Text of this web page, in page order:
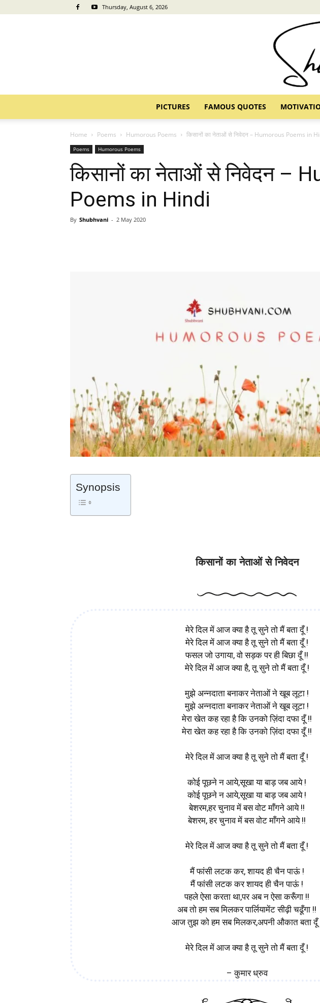
Thursday, August 6, 2026
PICTURES FAMOUS QUOTES
Home Poems Humorous Poems किसानों का नेताओं से निवेदन – Humorous Poems in
Poems Humorous Poems
किसानों का नेताओं से निवेदन –
Poems in Hindi
By Shubhvani - 2 May 2020
Synopsis
किसानों का नेताओं से निवेदन
मेरे दिल में आज क्या है तू सुने तो मैं बता दूँ !
मेरे दिल में आज क्या है तू सुने तो मैं बता दूँ !
फसल जो उगाया, वो सड़क पर ही बिछा दूँ !!
मेरे दिल में आज क्या है, तू सुने तो मैं बता दूँ !
मुझे अन्नदाता बनाकर नेताओं ने खूब लूटा !
मुझे अन्नदाता बनाकर नेताओं ने खूब लूटा !
मेरा खेत कह रहा है कि उनको ज़िंदा दफा दूँ !!
मेरा खेत कह रहा है कि उनको ज़िंदा दफा दूँ !!
मेरे दिल में आज क्या है तू सुने तो मैं बता दूँ !
कोई पूछने न आये,सूखा या बाड़ जब आये !
कोई पूछने न आये,सूखा या बाड़ जब आये !
बेशरम,हर चुनाव में बस वोट माँगने आये !!
बेशरम, हर चुनाव में बस वोट माँगने आये !!
मेरे दिल में आज क्या है तू सुने तो मैं बता दूँ !
मैं फांसी लटक कर, शायद ही चैन पाऊं !
मैं फांसी लटक कर शायद ही चैन पाऊं !
पहले ऐसा करता था,पर अब न ऐसा करूँगा !!
अब तो हम सब मिलकर पार्लियामेंट सीढ़ी चढूँगा !!
आज तुझ को हम सब मिलकर,अपनी औकात बता दूँ
मेरे दिल में आज क्या है तू सुने तो मैं बता दूँ !
– कुमार ध्रुव